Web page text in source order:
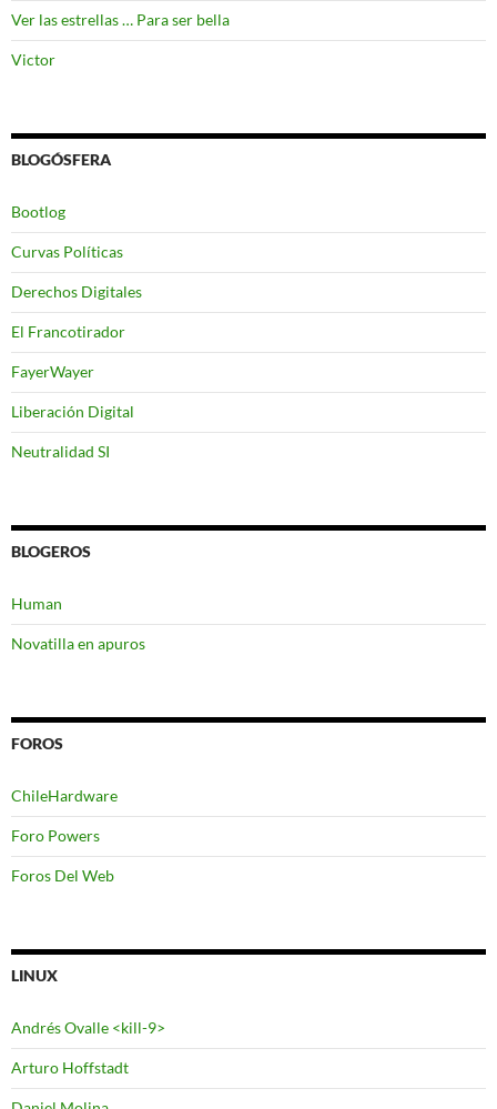
Ver las estrellas … Para ser bella
Victor
BLOGÓSFERA
Bootlog
Curvas Políticas
Derechos Digitales
El Francotirador
FayerWayer
Liberación Digital
Neutralidad SI
BLOGEROS
Human
Novatilla en apuros
FOROS
ChileHardware
Foro Powers
Foros Del Web
LINUX
Andrés Ovalle <kill-9>
Arturo Hoffstadt